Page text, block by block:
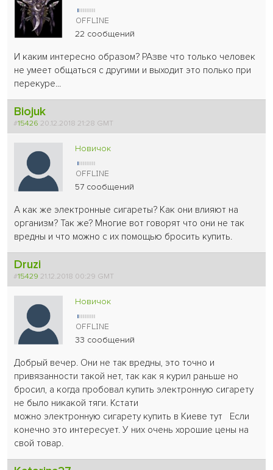
22 сообщений
И каким интересно образом? РАзве что только человек
не умеет общаться с другими и выходит это полько при
перекуре...
Biojuk
#15426 20.12.2018 21:28 GMT
Новичок
57 сообщений
А как же электронные сигареты? Как они влияют на
организм? Так же? Многие вот говорят что они не так
вредны и что можно с их помощью бросить купить.
Druzi
#15429 21.12.2018 00:29 GMT
Новичок
33 сообщений
Добрый вечер. Они не так вредны, это точно и
привязанности такой нет, так как я курил раньше но
бросил, а когда пробовал купить электронную сигарету
не было никакой тяги. Кстати
можно электронную сигарету купить в Киеве тут Если
конечно это интересует. У них очень хорошие цены на
свой товар.